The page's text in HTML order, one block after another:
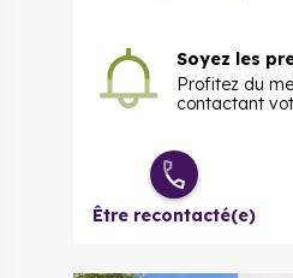
Soyez les
Profitez du
contactant
Être recontacté(e)